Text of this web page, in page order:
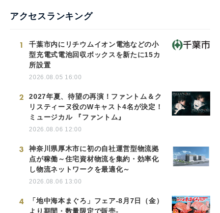
アクセスランキング
1
千葉市内にリチウムイオン電池などの小
型充電式電池回収ボックスを新たに15カ
所設置
2026.08.05 16:00
2
2027年夏、待望の再演！ファントム＆ク
リスティーヌ役のWキャスト4名が決定！
ミュージカル 『ファントム』
2026.08.06 12:00
3
神奈川県厚木市に初の自社運営型物流拠
点が稼働～住宅資材物流を集約・効率化
し物流ネットワークを最適化～
2026.08.06 13:00
4
「地中海本まぐろ」フェア-8月7日（金）
より期間・数量限定で販売-